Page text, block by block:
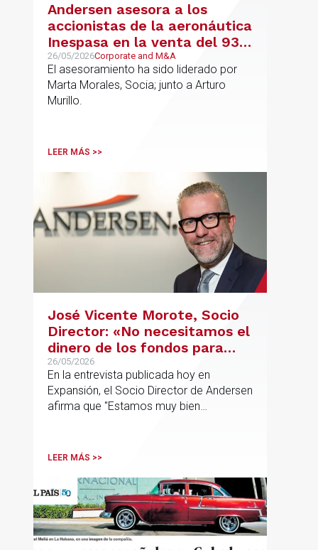
Andersen asesora a los
accionistas de la aeronáutica
Inespasa en la venta del 93%
del capital a un grupo de
inversores
26/05/2026Corporate and M&A
El asesoramiento ha sido liderado por
Marta Morales, Socia; junto a Arturo
Murillo.
LEER MÁS >>
José Vicente Morote, Socio
Director: «No necesitamos el
dinero de los fondos para
desarrollar nuestro
proyecto»
26/05/2026
En la entrevista publicada hoy en
Expansión, el Socio Director de Andersen
afirma que "Estamos muy bien
tenemos y ese es el modelo que vamos
LEER MÁS >>